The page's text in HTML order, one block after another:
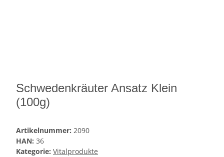
Schwedenkräuter Ansatz Klein
(100g)
Artikelnummer: 2090
HAN: 36
Kategorie: Vitalprodukte